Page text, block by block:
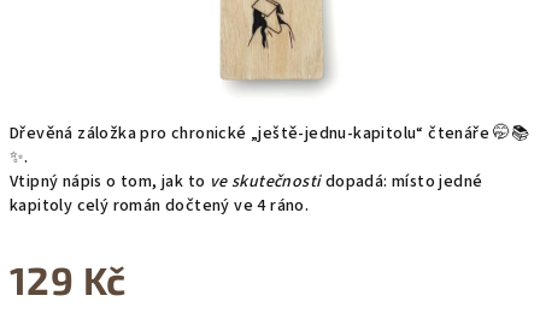
Dřevěná záložka pro chronické „ještě-jednu-kapitolu“ čtenáře 🤭📚
✨.
Vtipný nápis o tom, jak to ve skutečnostidopadá: místo jedné
kapitoly celý román dočtený ve 4 ráno.
129 Kč